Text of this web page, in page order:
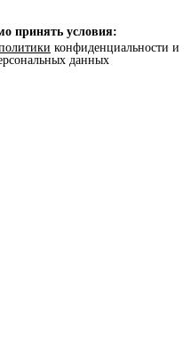
принять условия:
конфиденциальности и
данных